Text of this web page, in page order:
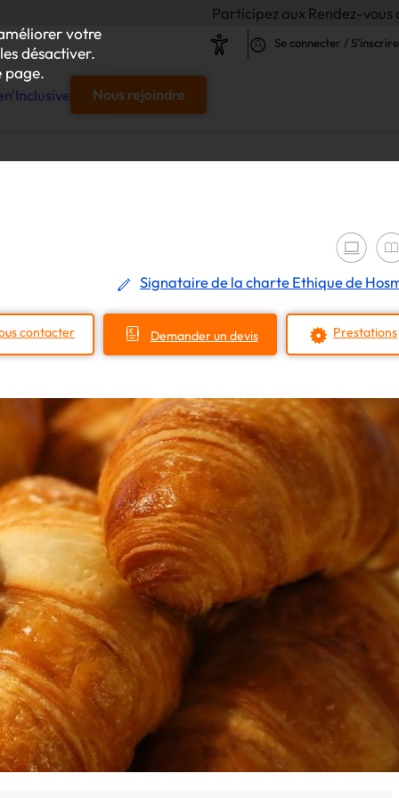
votre
désactiver.
page.
Participez aux Rendez-vous de l'Inclusion
Se connecter / S'inscrire
chaque projet d'achat
en matière d'achats inclusifs
croissance »
dédiées au développement commercial
de networking
de nouvelles activités
Nous rejoindre
Signataire de la charte Ethique de
contacter Demander un devis Prestations